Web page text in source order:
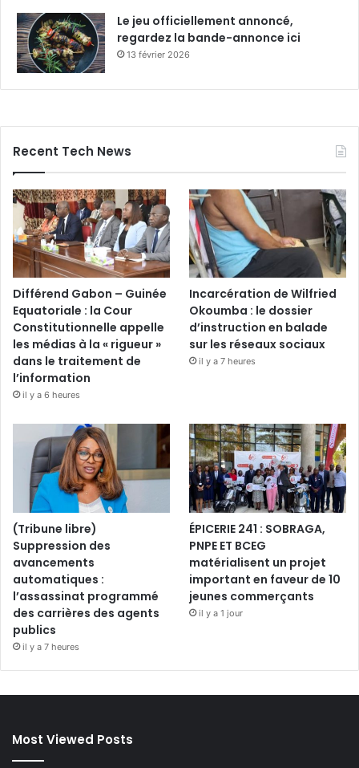
Le jeu officiellement annoncé,
regardez la bande-annonce ici
13 février 2026
Recent Tech News
Différend Gabon – Guinée
Equatoriale : la Cour
Constitutionnelle appelle
les médias à la « rigueur »
dans le traitement de
l’information
il y a 6 heures
Incarcération de Wilfried
Okoumba : le dossier
d’instruction en balade
sur les réseaux sociaux
il y a 7 heures
(Tribune libre)
Suppression des
avancements
automatiques :
l’assassinat programmé
des carrières des agents
publics
il y a 7 heures
ÉPICERIE 241 : SOBRAGA,
PNPE ET BCEG
matérialisent un projet
important en faveur de 10
jeunes commerçants
il y a 1 jour
Most Viewed Posts